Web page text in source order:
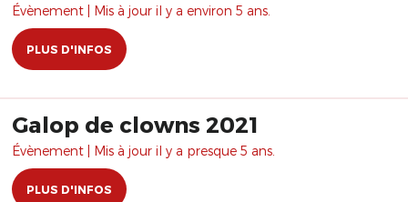
Évènement | Mis à jour il y a environ 5 ans.
PLUS D'INFOS
Galop de clowns 2021
Évènement | Mis à jour il y a presque 5 ans.
PLUS D'INFOS